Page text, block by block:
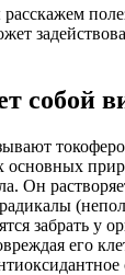
расскажем
собой
основных
Он
забрать у
его